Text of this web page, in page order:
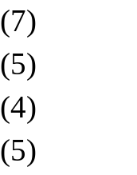
(7)
(5)
(4)
(5)